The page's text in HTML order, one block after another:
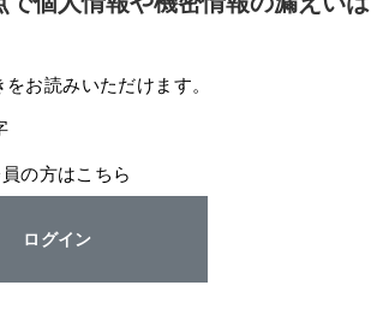
お読みいただけます。
の方はこちら
ログイン